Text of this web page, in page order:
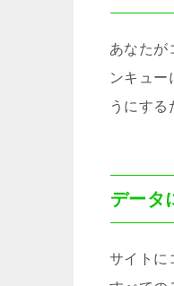
あなたが
ンキュー
うにする
データ
サイトに